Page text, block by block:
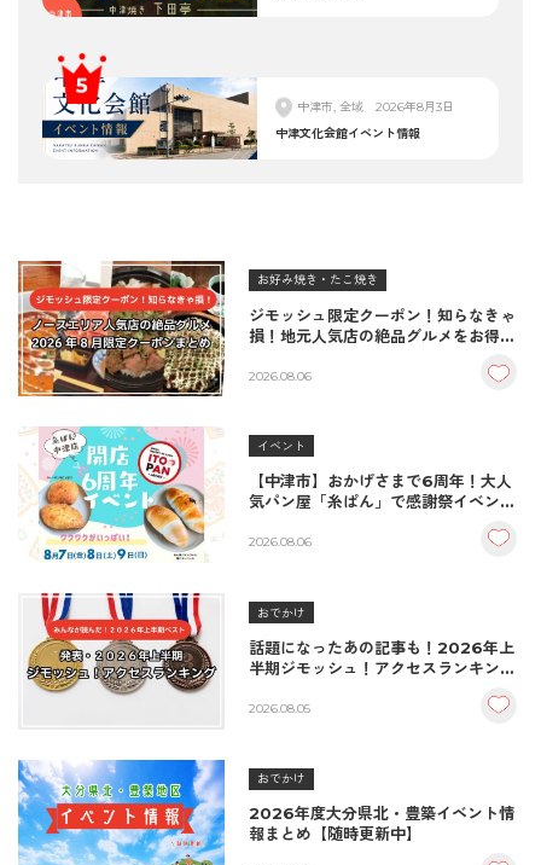
中津市, 全域
2026年8月3日
中津文化会館イベント情報
お好み焼き・たこ焼き
ジモッシュ限定クーポン！知らなきゃ
損！地元人気店の絶品グルメをお得に
2026.08.06
イベント
【中津市】おかげさまで6周年！大人
気パン屋「糸ぱん」で感謝祭イベント
♪（8/7〜8/9）
2026.08.06
おでかけ
話題になったあの記事も！2026年上
半期ジモッシュ！アクセスランキング
2026.08.05
おでかけ
2026年度大分県北・豊築イベント情
報まとめ【随時更新中】